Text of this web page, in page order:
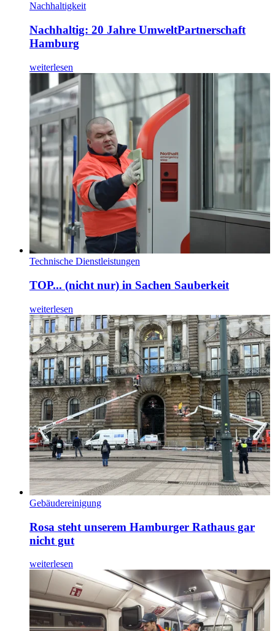
Nachhaltigkeit
Nachhaltig: 20 Jahre UmweltPartnerschaft
Hamburg
weiterlesen
Technische Dienstleistungen
TOP... (nicht nur) in Sachen Sauberkeit
weiterlesen
Gebäudereinigung
Rosa steht unserem Hamburger Rathaus gar
nicht gut
weiterlesen